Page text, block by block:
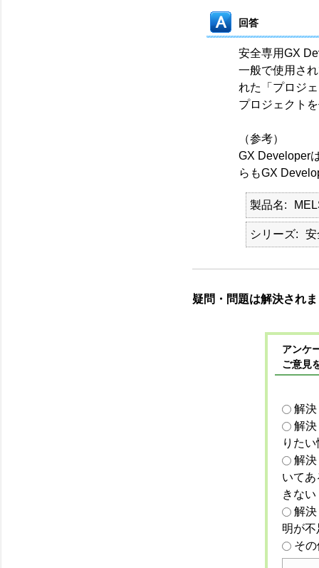
回答
安全専用GX
一般で使用さ
れた「プロジ
プロジェクト
（参考）
GX Developer
らもGX
製品名
シリーズ 安
疑問・問題は解決され
アンケ
ご意見
解
解
りた
解
いて
きない
解
明が
そ